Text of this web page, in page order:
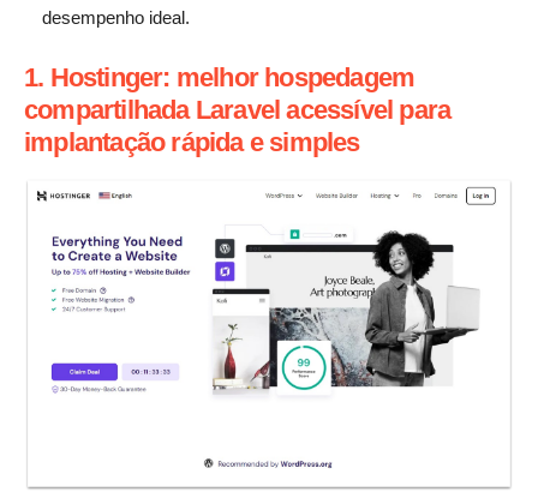
desempenho ideal.
1. Hostinger: melhor hospedagem
compartilhada Laravel acessível para
implantação rápida e simples